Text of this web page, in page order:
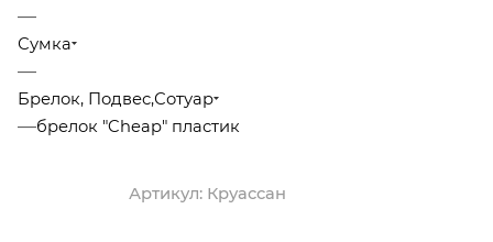
—
Сумка
—
Брелок, Подвес,Сотуар
—брелок "Cheap" пластик
Артикул: Круассан